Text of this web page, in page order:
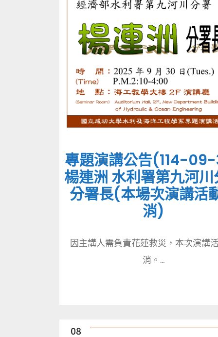
專題演講公告(114-
楊連洲 水利署第九河
分署長(本場次演講活
消)
因主講人需負責花蓮救災，本次演講
消。...
08